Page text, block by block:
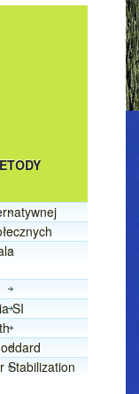
SI
Stabilization